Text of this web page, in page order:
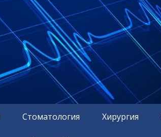
Стоматология Хирургия